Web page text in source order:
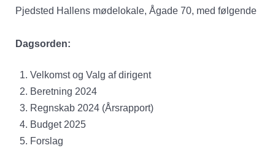
Pjedsted Hallens mødelokale, Ågade 70, med følgende
Dagsorden:
Velkomst og Valg af dirigent
Beretning 2024
Regnskab 2024 (Årsrapport)
Budget 2025
Forslag